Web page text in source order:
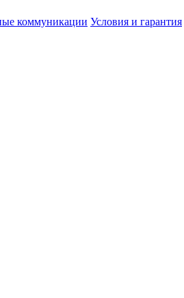
коммуникации Условия и гарантия